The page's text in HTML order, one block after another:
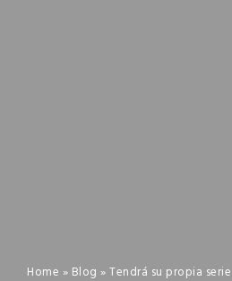
Home » Blog »Tendrá su propia serie